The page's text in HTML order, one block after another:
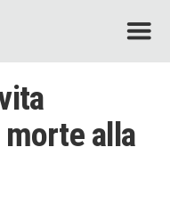
morte alla